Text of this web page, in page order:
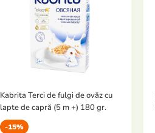
Kabrita Terci de fulgi de ovăz cu
lapte de capră (5 m +) 180 gr.
-15%